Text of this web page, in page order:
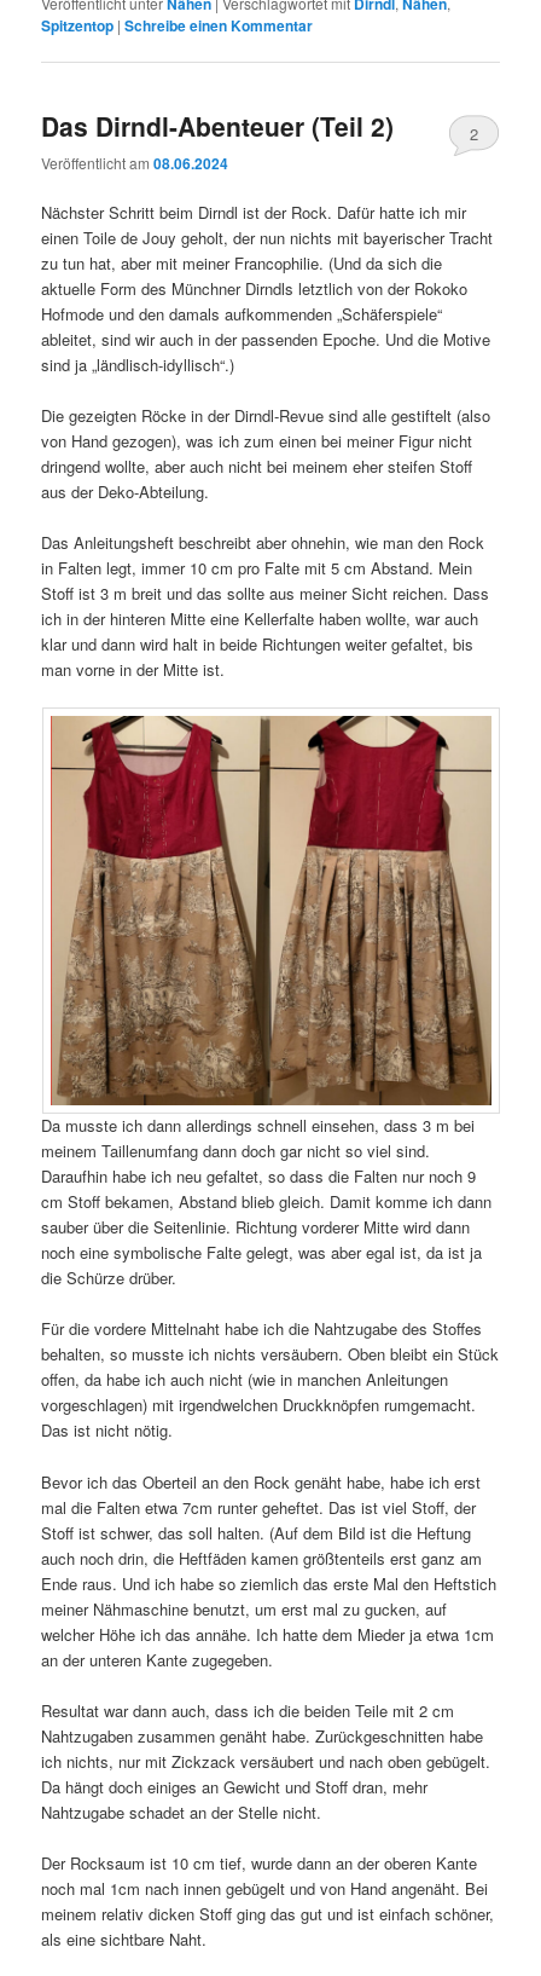
Spitzentop |Schreibe einen Kommentar
Das Dirndl-Abenteuer (Teil 2)
Veröffentlicht am08.06.2024
2
Nächster Schritt beim Dirndl ist der Rock. Dafür hatte ich mir
einen Toile de Jouy geholt, der nun nichts mit bayerischer Tracht
zu tun hat, aber mit meiner Francophilie. (Und da sich die
aktuelle Form des Münchner Dirndls letztlich von der Rokoko
Hofmode und den damals aufkommenden „Schäferspiele“
ableitet, sind wir auch in der passenden Epoche. Und die Motive
sind ja „ländlisch-idyllisch“.)
Die gezeigten Röcke in der Dirndl-Revue sind alle gestiftelt (also
von Hand gezogen), was ich zum einen bei meiner Figur nicht
dringend wollte, aber auch nicht bei meinem eher steifen Stoff
aus der Deko-Abteilung.
Das Anleitungsheft beschreibt aber ohnehin, wie man den Rock
in Falten legt, immer 10 cm pro Falte mit 5 cm Abstand. Mein
Stoff ist 3 m breit und das sollte aus meiner Sicht reichen. Dass
ich in der hinteren Mitte eine Kellerfalte haben wollte, war auch
klar und dann wird halt in beide Richtungen weiter gefaltet, bis
man vorne in der Mitte ist.
Da musste ich dann allerdings schnell einsehen, dass 3 m bei
meinem Taillenumfang dann doch gar nicht so viel sind.
Daraufhin habe ich neu gefaltet, so dass die Falten nur noch 9
cm Stoff bekamen, Abstand blieb gleich. Damit komme ich dann
sauber über die Seitenlinie. Richtung vorderer Mitte wird dann
noch eine symbolische Falte gelegt, was aber egal ist, da ist ja
die Schürze drüber.
Für die vordere Mittelnaht habe ich die Nahtzugabe des Stoffes
behalten, so musste ich nichts versäubern. Oben bleibt ein Stück
offen, da habe ich auch nicht (wie in manchen Anleitungen
vorgeschlagen) mit irgendwelchen Druckknöpfen rumgemacht.
Das ist nicht nötig.
Bevor ich das Oberteil an den Rock genäht habe, habe ich erst
mal die Falten etwa 7cm runter geheftet. Das ist viel Stoff, der
Stoff ist schwer, das soll halten. (Auf dem Bild ist die Heftung
auch noch drin, die Heftfäden kamen größtenteils erst ganz am
Ende raus. Und ich habe so ziemlich das erste Mal den Heftstich
meiner Nähmaschine benutzt, um erst mal zu gucken, auf
welcher Höhe ich das annähe. Ich hatte dem Mieder ja etwa 1cm
an der unteren Kante zugegeben.
Resultat war dann auch, dass ich die beiden Teile mit 2 cm
Nahtzugaben zusammen genäht habe. Zurückgeschnitten habe
ich nichts, nur mit Zickzack versäubert und nach oben gebügelt.
Da hängt doch einiges an Gewicht und Stoff dran, mehr
Nahtzugabe schadet an der Stelle nicht.
Der Rocksaum ist 10 cm tief, wurde dann an der oberen Kante
noch mal 1cm nach innen gebügelt und von Hand angenäht. Bei
meinem relativ dicken Stoff ging das gut und ist einfach schöner,
als eine sichtbare Naht.